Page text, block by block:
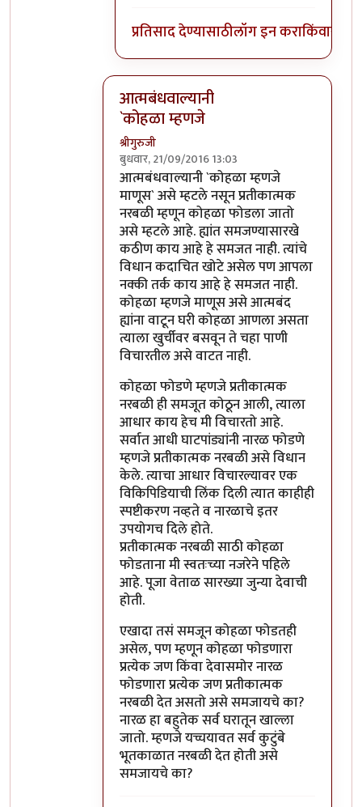
प्रतिसाद देण्यासाठीलॉग इन कराकिंवा
आत्मबंधवाल्यानी
`कोहळा म्हणजे
श्रीगुरुजी
बुधवार, 21/09/2016 13:03
In reply toआत्मबंधवाल्यानी `कोहळा म्हणजे
आत्मबंधवाल्यानी `कोहळा म्हणजे
माणूस` असे म्हटले नसून प्रतीकात्मक
नरबळी म्हणून कोहळा फोडला जातो
असे म्हटले आहे. ह्यांत समजण्यासारखे
कठीण काय आहे हे समजत नाही. त्यांचे
विधान कदाचित खोटे असेल पण आपला
नक्की तर्क काय आहे हे समजत नाही.
कोहळा म्हणजे माणूस असे आत्मबंद
ह्यांना वाटून घरी कोहळा आणला असता
त्याला खुर्चीवर बसवून ते चहा पाणी
विचारतील असे वाटत नाही.
कोहळा फोडणे म्हणजे प्रतीकात्मक
नरबळी ही समजूत कोठून आली, त्याला
आधार काय हेच मी विचारतो आहे.
सर्वात आधी घाटपांड्यांनी नारळ फोडणे
म्हणजे प्रतीकात्मक नरबळी असे विधान
केले. त्याचा आधार विचारल्यावर एक
विकिपिडियाची लिंक दिली त्यात काहीही
स्पष्टीकरण नव्हते व नारळाचे इतर
उपयोगच दिले होते.
प्रतीकात्मक नरबळी साठी कोहळा
फोडताना मी स्वतःच्या नजरेने पहिले
आहे. पूजा वेताळ सारख्या जुन्या देवाची
होती.
एखादा तसं समजून कोहळा फोडतही
असेल, पण म्हणून कोहळा फोडणारा
प्रत्येक जण किंवा देवासमोर नारळ
फोडणारा प्रत्येक जण प्रतीकात्मक
नरबळी देत असतो असे समजायचे का?
नारळ हा बहुतेक सर्व घरातून खाल्ला
जातो. म्हणजे यच्चयावत सर्व कुटुंबे
भूतकाळात नरबळी देत होती असे
समजायचे का?